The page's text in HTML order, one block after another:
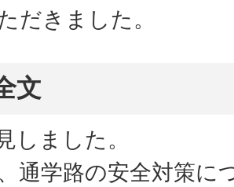
だきました。
文
しました。
通学路の安全対策に